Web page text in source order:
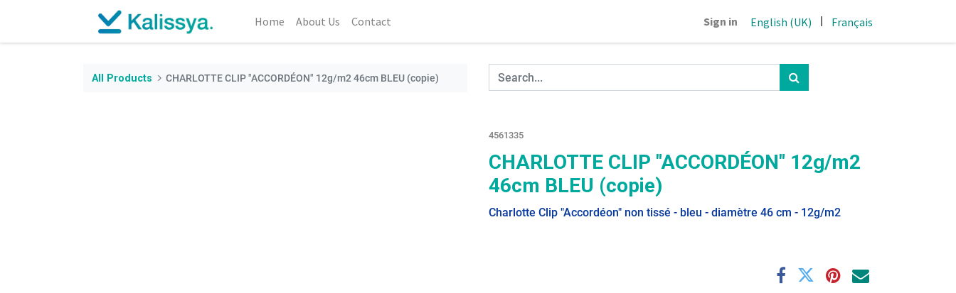
Home About Us Contact Sign in English (UK) | Français
All Products CHARLOTTE CLIP "ACCORDÉON" 12g/m2 46cm BLEU (copie)
4561335
CHARLOTTE CLIP "ACCORDÉON" 12g/m2
46cm BLEU (copie)
Charlotte Clip "Accordéon" non tissé - bleu - diamètre 46 cm - 12g/m2